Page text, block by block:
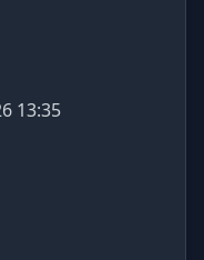
13:35